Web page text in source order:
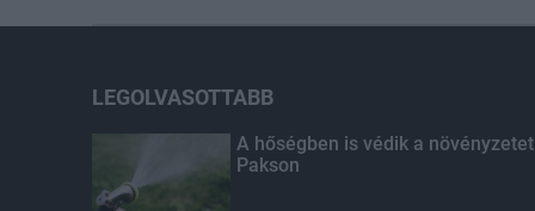
LEGOLVASOTTABB
A hőségben is védik a növényzetet
Pakson